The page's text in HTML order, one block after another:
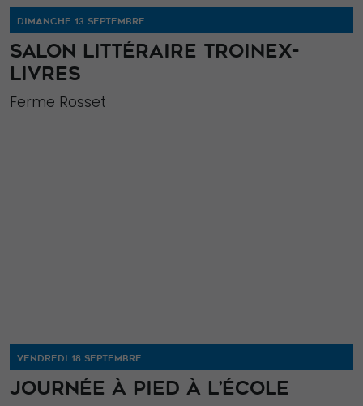
DIMANCHE 13 SEPTEMBRE
SALON LITTÉRAIRE TROINEX-
LIVRES
Ferme Rosset
VENDREDI 18 SEPTEMBRE
JOURNÉE À PIED À L’ÉCOLE